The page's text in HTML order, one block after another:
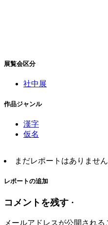
展覧会区分
社中展
作品ジャンル
漢字
仮名
まだレポートはありません
レポートの追加
コメントを残す ·
メールアドレスが公開される